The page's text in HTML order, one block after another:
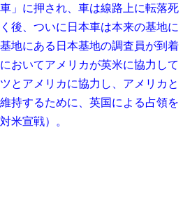
」に押され、車は線路上に転落死
後、ついに日本車は本来の基地に
地にある日本基地の調査員が到着
おいてアメリカが英米に協力して
とアメリカに協力し、アメリカと
持するために、英国による占領を
米宣戦）。